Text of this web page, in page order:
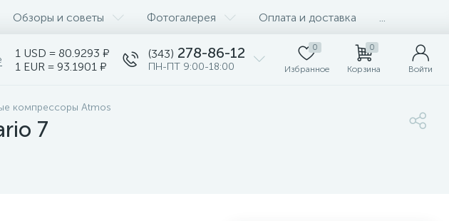
Обзоры и советы Фотогалерея Оплата и доставка
1 USD = 80.9293 ₽
1 EUR = 93.1901 ₽
(343) 278-86-12
ПН-ПТ 9:00-18:00
0
Избранное
0
Корзина Войти
компрессоры Atmos
7